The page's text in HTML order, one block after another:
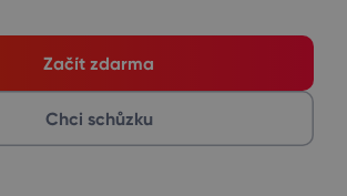
Začít zdarma
Chci schůzku